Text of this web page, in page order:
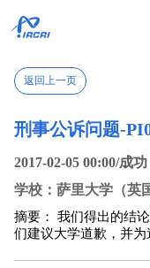
返回上一页
刑事公诉问题-
2017-02-05 00:00/成功
学校：萨里大学（英
摘要： 我们得出的结
们建议大学道歉，并为